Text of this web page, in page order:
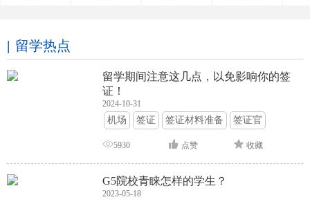
留学热点
留学期间注意这几点，以免影响你的签
证！
2024-10-31
机场 签证 签证材料准备 签证官
签证面试 签证申请攻略
5930 点赞 收藏
G5院校青睐怎样的学生？
2023-05-18